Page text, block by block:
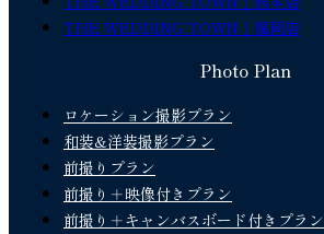
THE WEDDING TOWN｜福岡店
Photo Plan
ロケーション撮影プラン
和装&洋装撮影プラン
前撮りプラン
前撮り＋映像付きプラン
前撮り＋キャンバスボード付きプラン